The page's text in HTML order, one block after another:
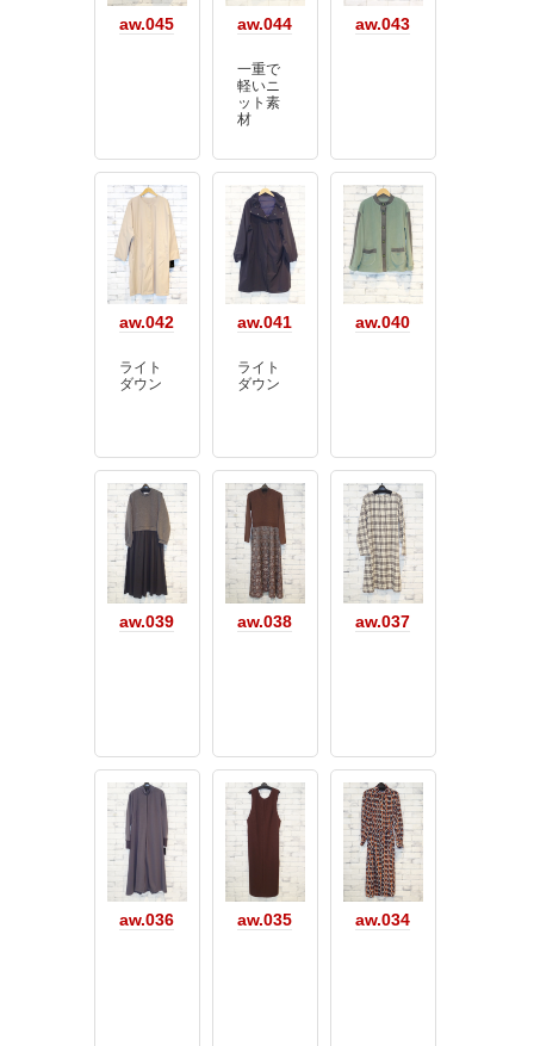
aw.045 aw.044
一重で
軽いニ
ット素
材
aw.043
aw.042
ライト
ダウン
aw.041
ライト
ダウン
aw.040
aw.039 aw.038 aw.037
aw.036 aw.035 aw.034